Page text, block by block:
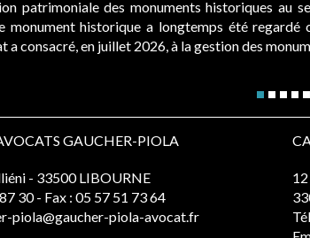
patrimoniale des monuments historiques au
monument historique a longtemps été
a consacré, en juillet 2026, à la gestion des
GAUCHER-PIOLA
- 33500 LIBOURNE
30 - Fax : 05 57 51 73 64
piola@gaucher-piola-avocat.fr